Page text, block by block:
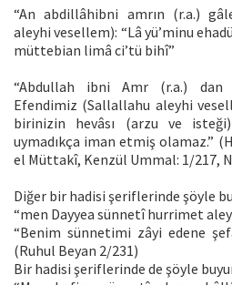
“An abdillâhibni amrın (r.a.)
aleyhi vesellem): “Lâ yü’minu
müttebian limâ ci’tü bihî”
“Abdullah ibni Amr (r.a.) dan
Efendimiz (Sallallahu aleyhi
birinizin hevâsı (arzu ve
uymadıkça iman etmiş olamaz.”
el Müttakî, Kenzül Ummal: 1/217,
Diğer bir hadisi şeriflerinde şöyle
“men Dayyea sünnetî hurrimet
“Benim sünnetimi zâyi edene
(Ruhul Beyan 2/231)
Bir hadisi şeriflerinde de şöyle